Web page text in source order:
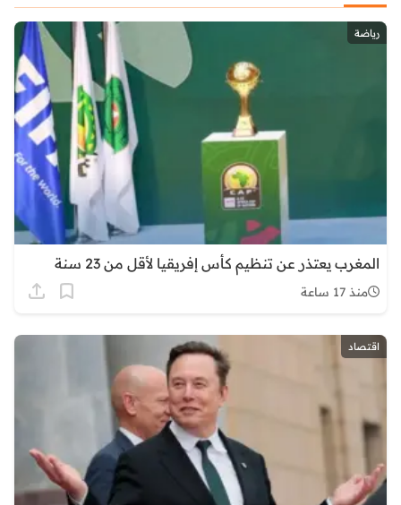
رياضة
المغرب يعتذر عن تنظيم كأس إفريقيا لأقل من 23 سنة
منذ 17 ساعة
اقتصاد